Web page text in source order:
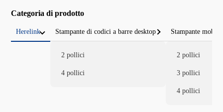
Categoria di prodotto
Herelink Stampante di codici a barre desktop
2 pollici
4 pollici
Stampante
2 pollici
3 pollici
4 pollici